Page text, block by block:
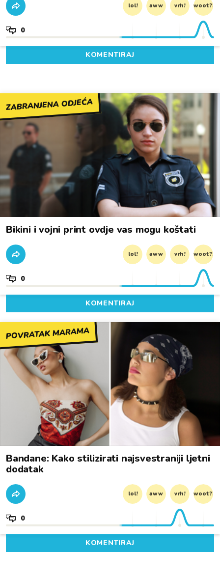
lol! aww vrh! woot?!
0
KOMENTIRAJ
ZABRANJENA ODJEĆA
Bikini i vojni print ovdje vas mogu koštati
lol! aww vrh! woot?!
0
KOMENTIRAJ
POVRATAK MARAMA
Bandane: Kako stilizirati najsvestraniji ljetni
dodatak
lol! aww vrh! woot?!
0
KOMENTIRAJ